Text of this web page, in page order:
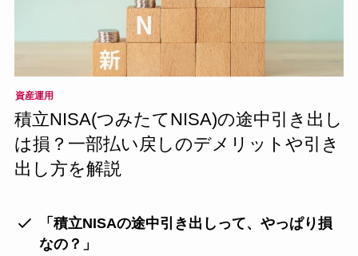
資産運用
積立NISA(つみたてNISA)の途中引き出し
は損？一部払い戻しのデメリットや引き
出し方を解説
「積立NISAの途中引き出しって、やっぱり損
なの？」